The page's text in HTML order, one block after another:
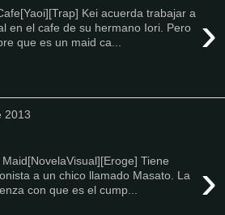
›
Kei acuerda trabajar a
en el cafe de su hermano Iori. Pero
que es un maid ca...
2013
›
Tiene
a un chico llamado Masato. La
con que es el cump...